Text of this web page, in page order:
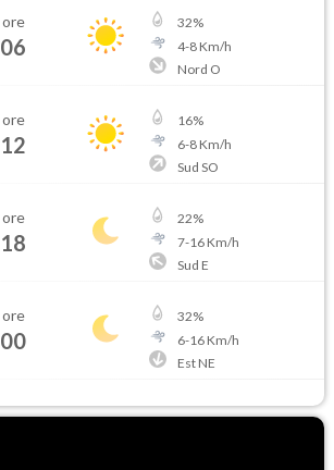
ore
06
32%
4-8Km/h
Nord O
ore
12
16%
6-8Km/h
Sud SO
ore
18
22%
7-16Km/h
Sud E
ore
00
32%
6-16Km/h
Est NE